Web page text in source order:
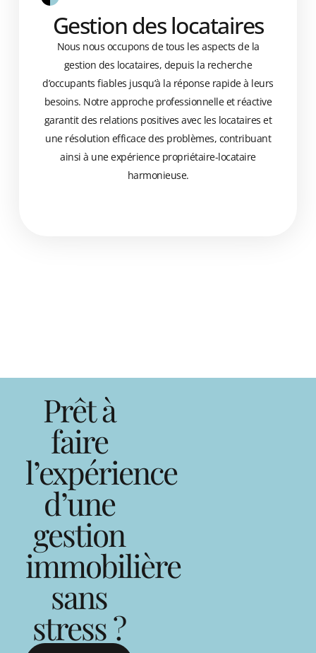
Gestion des locataires
Nous nous occupons de tous les aspects de la
gestion des locataires, depuis la recherche
d’occupants fiables jusqu’à la réponse rapide à leurs
besoins. Notre approche professionnelle et réactive
garantit des relations positives avec les locataires et
une résolution efficace des problèmes, contribuant
ainsi à une expérience propriétaire-locataire
harmonieuse.
Prêt à
faire
l’expérience
d’une
gestion
immobilière
sans
stress ?